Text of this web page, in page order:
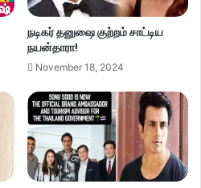
நடிகர் தனுஷை குற்றம் சாட்டிய
நயன்தாரா!
November 18, 2024